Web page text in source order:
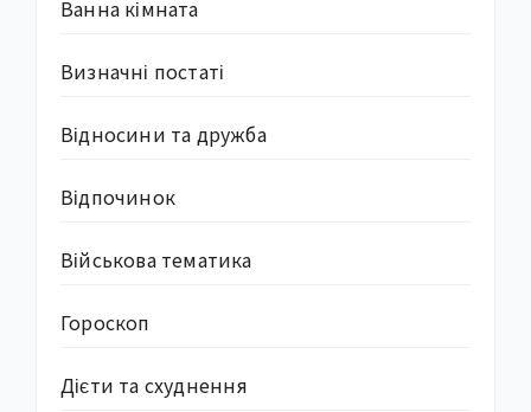
Ванна кімната
Визначні постаті
Відносини та дружба
Відпочинок
Військова тематика
Гороскоп
Дієти та схуднення